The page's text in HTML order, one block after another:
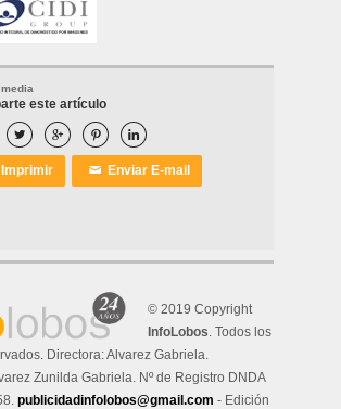
este artículo
   
Imprimir ✉ Enviar E-mail
© 2019 Copyright
InfoLobos. Todos los
Directora: Alvarez Gabriela.
Zunilda Gabriela. Nº de Registro DNDA
publicidadinfolobos@gmail.com - Edición